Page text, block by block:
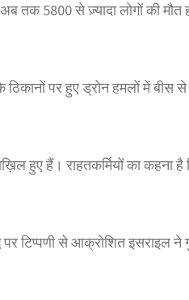
तक 5800 से ज़्यादा लोगों की मौत
ठिकानों पर हुए ड्रोन हमलों में
हुए हैं। राहतकर्मियों का
टिप्पणी से आक्रोशित इसराइल ने